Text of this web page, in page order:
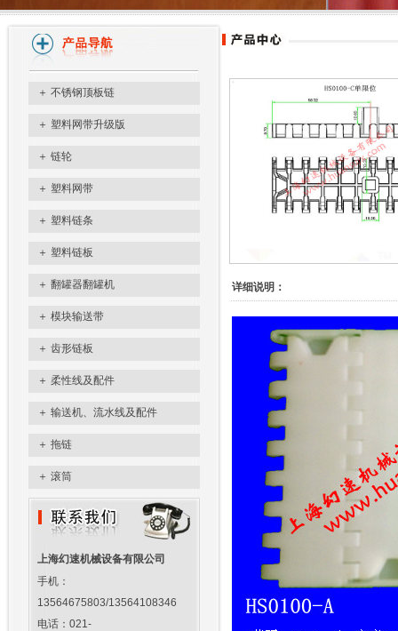
＋ 不锈钢顶板链
＋ 塑料网带升级版
＋ 链轮
＋ 塑料网带
＋ 塑料链条
＋ 塑料链板
＋ 翻罐器翻罐机
＋ 模块输送带
＋ 齿形链板
＋ 柔性线及配件
＋ 输送机、流水线及配件
＋ 拖链
＋ 滚筒
上海幻速机械设备有限公司
手机：
13564675803/13564108346
电话：021-
详细说明：